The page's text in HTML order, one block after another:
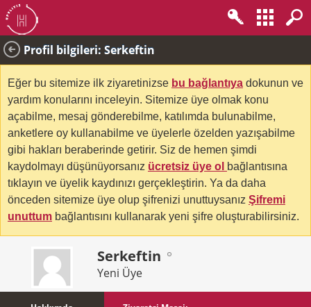
Profil bilgileri: Serkeftin
Eğer bu sitemize ilk ziyaretinizse bu bağlantıya dokunun ve
yardım konularını inceleyin. Sitemize üye olmak konu
açabilme, mesaj gönderebilme, katılımda bulunabilme,
anketlere oy kullanabilme ve üyelerle özelden yazışabilme
gibi hakları beraberinde getirir. Siz de hemen şimdi
kaydolmayı düşünüyorsanız ücretsiz üye ol bağlantısına
tıklayın ve üyelik kaydınızı gerçekleştirin. Ya da daha
önceden sitemize üye olup şifrenizi unuttuysanız Şifremi
unuttum bağlantısını kullanarak yeni şifre oluşturabilirsiniz.
Serkeftin
Yeni Üye